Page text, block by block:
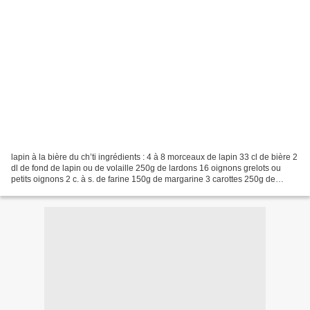
lapin à la bière du ch’ti ingrédients : 4 à 8 morceaux de lapin 33 cl de bière 2
dl de fond de lapin ou de volaille 250g de lardons 16 oignons grelots ou
petits oignons 2 c. à s. de farine 150g de margarine 3 carottes 250g de